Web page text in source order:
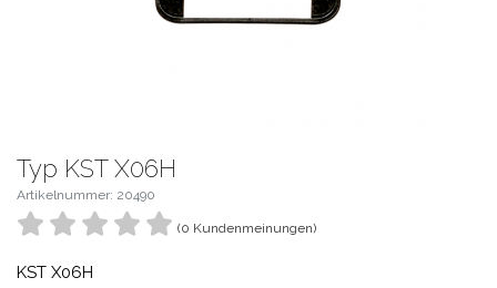
Typ KST X06H
Artikelnummer: 20490
(0 Kundenmeinungen)
KST X06H